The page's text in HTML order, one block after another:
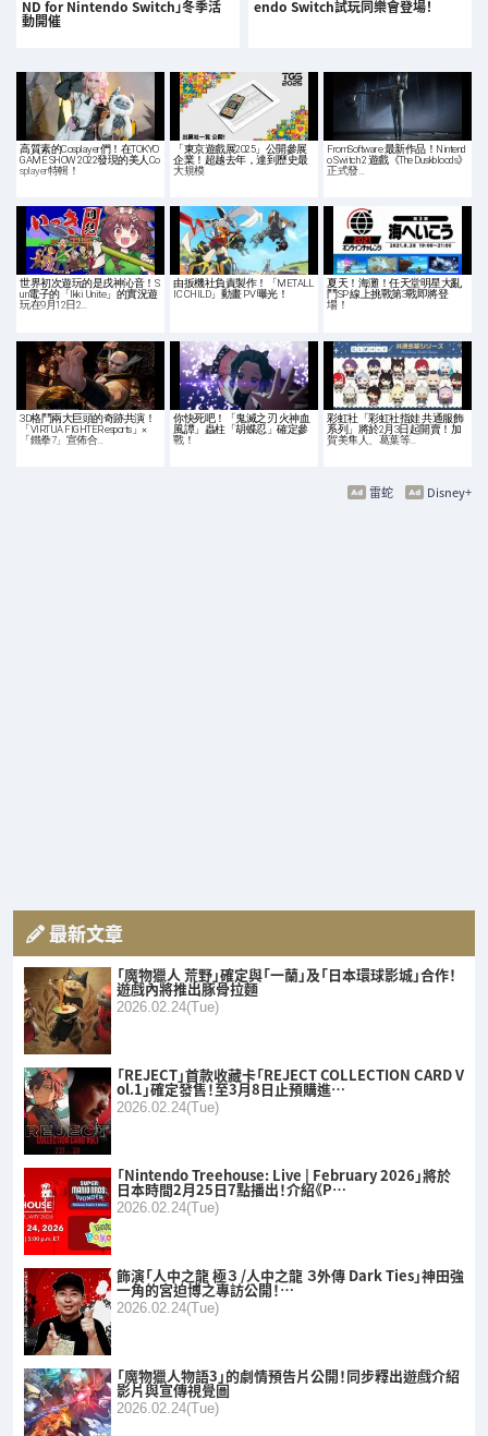
ND for Nintendo Switch」冬季活
動開催
endo Switch試玩同樂會登場！
高質素的Cosplayer們！在TOKYO
GAME SHOW 2022發現的美人Co
splayer特輯！
「東京遊戲展2025」公開參展
企業！超越去年，達到歷史最
大規模
FromSoftware 最新作品！Nintend
o Switch 2 遊戲《The Duskbloods》
正式發…
世界初次遊玩的是戌神沁音！S
un電子的「Ikki Unite」的實況遊
玩在9月12日2…
由扳機社負責製作！「METALL
IC CHILD」動畫 PV 曝光！
夏天！海灘！任天堂明星大亂
鬥SP 線上挑戰第3戰即將登
場！
3D格鬥兩大巨頭的奇跡共演！
「VIRTUA FIGHTER esports」×
「鐵拳7」宣佈合…
你快死吧！「鬼滅之刃 火神血
風譚」蟲柱「胡蝶忍」確定參
戰！
彩虹社「彩虹社指娃 共通服飾
系列」將於2月3日起開賣！加
賀美隼人、葛葉等…
Disney+
雷蛇
最新文章
「魔物獵人 荒野」確定與「一蘭」及「日本環球影城」合作！
遊戲內將推出豚骨拉麵
2026.02.24(Tue)
「REJECT」首款收藏卡「REJECT COLLECTION CARD V
ol.1」確定發售！至3月8日止預購進…
2026.02.24(Tue)
「Nintendo Treehouse: Live | February 2026」將於
日本時間2月25日7點播出！介紹《P…
2026.02.24(Tue)
飾演「人中之龍 極３ /人中之龍 ３外傳 Dark Ties」神田強
一角的宮迫博之專訪公開！…
2026.02.24(Tue)
「魔物獵人物語3」的劇情預告片公開！同步釋出遊戲介紹
影片與宣傳視覺圖
2026.02.24(Tue)